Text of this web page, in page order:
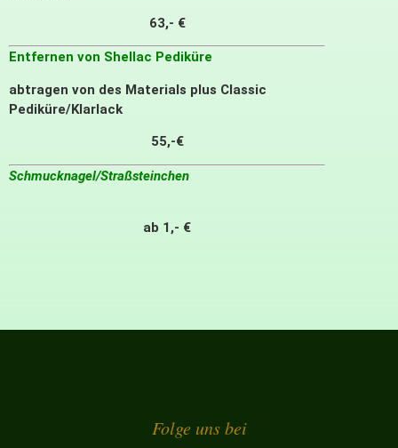
63,- €
Entfernen von Shellac Pediküre
abtragen von des Materials plus Classic
Pediküre/Klarlack
55,-€
Schmucknagel/Straßsteinchen
ab 1,- €
Folge uns bei